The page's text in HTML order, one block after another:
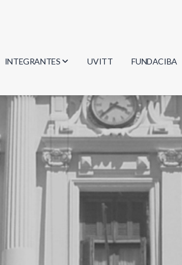
INTEGRANTES
Investigadores
Estudiantes
Egresados
UVITT FUNDACIBA